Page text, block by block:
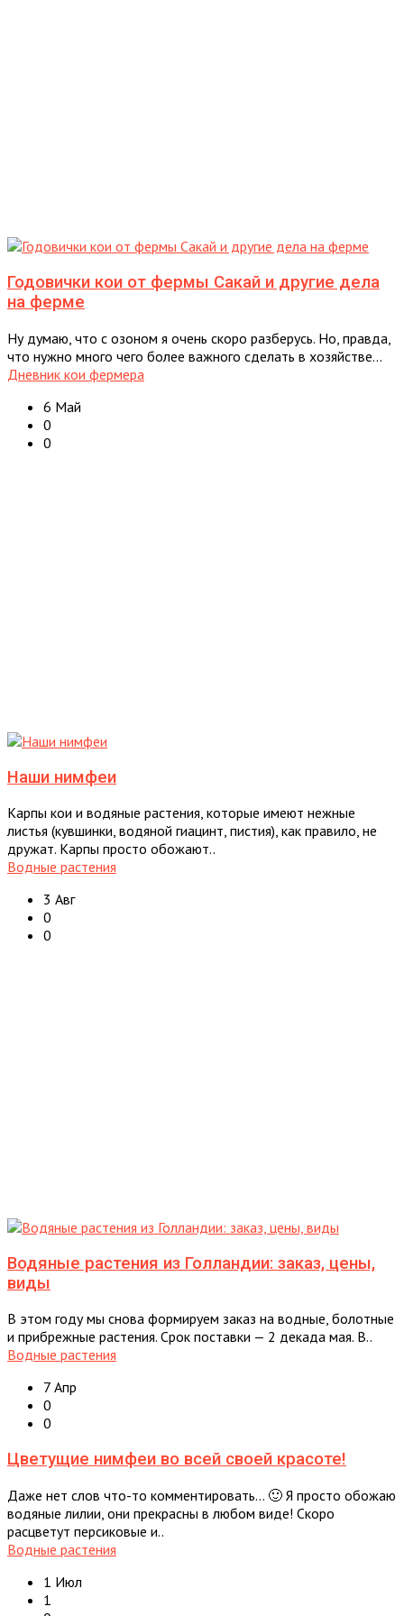
Годовички кои от фермы Сакай и другие дела
на ферме
Ну думаю, что с озоном я очень скоро разберусь. Но, правда,
что нужно много чего более важного сделать в хозяйстве...
Дневник кои фермера
6 Май
0
0
Наши нимфеи
Карпы кои и водяные растения, которые имеют нежные
листья (кувшинки, водяной гиацинт, пистия), как правило, не
дружат. Карпы просто обожают..
Водные растения
3 Авг
0
0
Водяные растения из Голландии: заказ, цены,
виды
В этом году мы снова формируем заказ на водные, болотные
и прибрежные растения. Срок поставки — 2 декада мая. В..
Водные растения
7 Апр
0
0
Цветущие нимфеи во всей своей красоте!
Даже нет слов что-то комментировать… 🙂 Я просто обожаю
водяные лилии, они прекрасны в любом виде! Скоро
расцветут персиковые и..
Водные растения
1 Июл
1